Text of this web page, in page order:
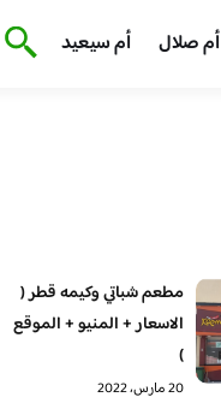
أم صلال أم سيعيد
مطعم شباتي وكيمه قطر (
الاسعار + المنيو + الموقع
)
20 مارس، 2022